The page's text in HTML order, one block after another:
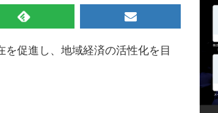
RSS
で
メ
ル
促進し、地域経済の活性化を目